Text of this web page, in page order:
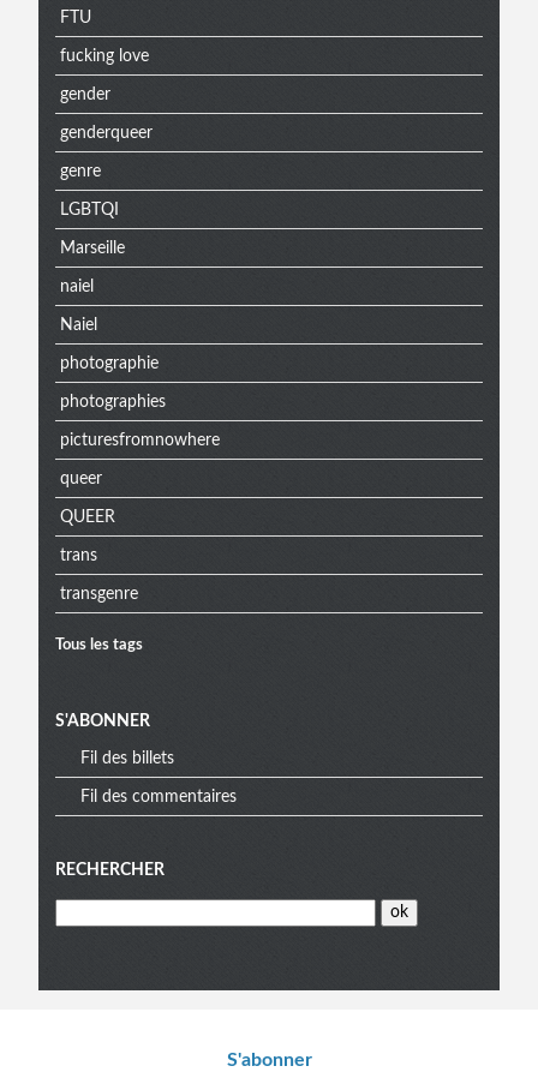
FTU
fucking love
gender
genderqueer
genre
LGBTQI
Marseille
naiel
Naiel
photographie
photographies
picturesfromnowhere
queer
QUEER
trans
transgenre
Tous les tags
S'ABONNER
Fil des billets
Fil des commentaires
RECHERCHER
S'abonner